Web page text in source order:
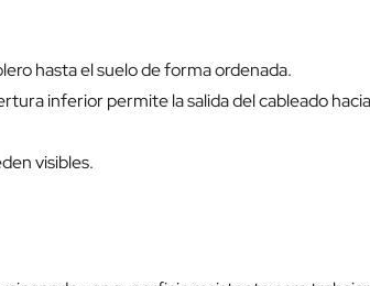
hasta el suelo de forma ordenada.
inferior permite la salida del cableado
visibles.